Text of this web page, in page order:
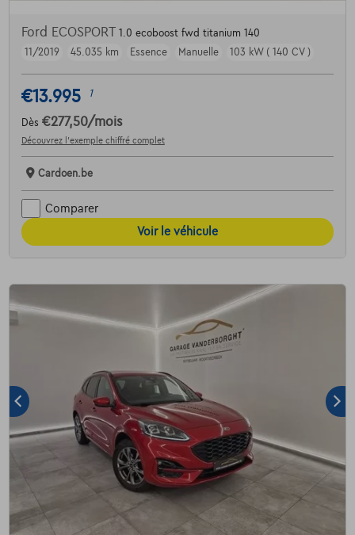
Ford ECOSPORT
1.0 ecoboost fwd titanium 140
11/2019
45.035 km Essence Manuelle 103 kW ( 140 CV )
€13.995 1
Dès €277,50/mois
Découvrez l’exemple chiffré complet
Cardoen.be
Comparer
Voir le véhicule